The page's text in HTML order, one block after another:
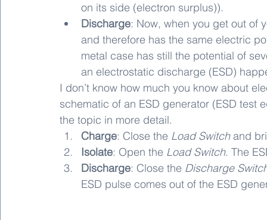
on its side (electron surplus)).
Discharge: Now, when you get out of
and therefore has the same electric
metal case has still the potential of
an electrostatic discharge (ESD)
I don’t know how much you know about
schematic of an ESD generator (ESD
the topic in more detail.
Charge: Close the Load Switch and
Isolate: Open the Load Switch. The
Discharge: Close the Discharge
ESD pulse comes out of the ESD